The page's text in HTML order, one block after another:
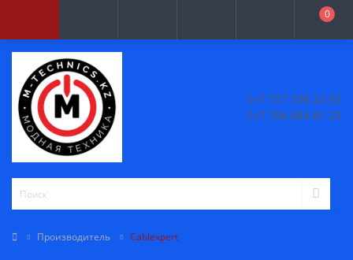
0
+7 727 338 24 93
+7 706 684 81 23
Производитель Cablexpert